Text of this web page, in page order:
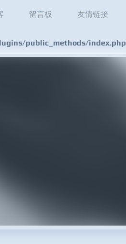
留言板 友情链接
public_methods/index.php